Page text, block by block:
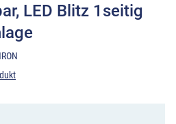
LED Blitz 1seitig